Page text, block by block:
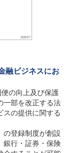
融ビジネスにお
便の向上及び保護
一部を改正する法
スの提供に関する
の登録制度が創設
銀行・証券・保険